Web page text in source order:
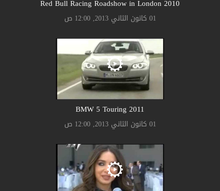
2010 Red Bull Racing Roadshow in London
01 كانون الثاني 2013, 12:00 ص
2011 BMW 5 Touring
01 كانون الثاني 2013, 12:00 ص